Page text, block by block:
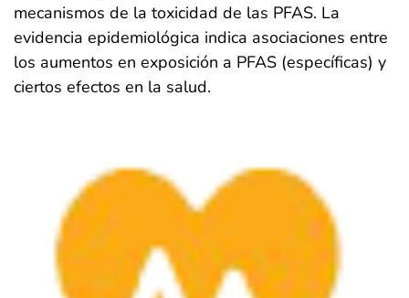
mecanismos de la toxicidad de las PFAS. La
evidencia epidemiológica indica asociaciones entre
los aumentos en exposición a PFAS (específicas) y
ciertos efectos en la salud.